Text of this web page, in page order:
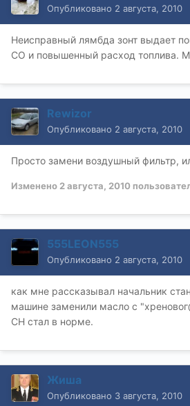
Опубликовано 2 августа, 2010
Неисправный лямбда зонт выдает
СО и повышенный расход топлива.
Rewizor
Опубликовано 2 августа, 2010
Просто замени воздушный фильтр,
Изменено 2 августа, 2010
555LEON555
Опубликовано 2 августа, 2010
как мне рассказывал начальник
машине заменили масло с
СН стал в норме.
Жиша
Опубликовано 3 августа, 2010